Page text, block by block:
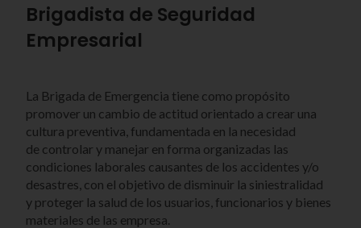
Brigadista de Seguridad
Empresarial
La Brigada de Emergencia tiene como propósito
promover un cambio de actitud orientado a crear una
cultura preventiva, fundamentada en la necesidad
de controlar y manejar en forma organizadas las
condiciones laborales causantes de los accidentes y/o
desastres, con el objetivo de disminuir la siniestralidad
y proteger la salud de los usuarios, funcionarios y bienes
materiales de las empresa.